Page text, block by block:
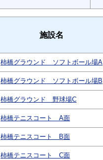
施設名
柿橋グラウンド ソフトボール場A
柿橋グラウンド ソフトボール場B
柿橋グラウンド 野球場C
柿橋テニスコート A面
柿橋テニスコート B面
柿橋テニスコート C面